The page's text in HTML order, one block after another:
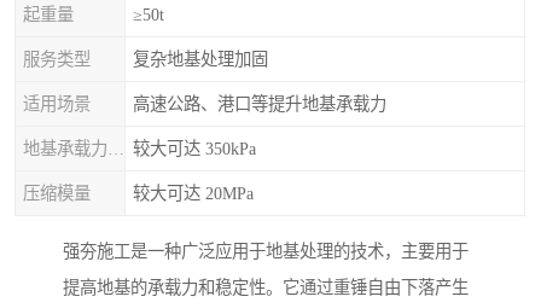
起重量 ≥50t
服务类型 复杂地基处理加固
适用场景 高速公路、港口等提升地基承载力
较大可达 350kPa
压缩模量 较大可达 20MPa
强夯施工是一种广泛应用于地基处理的技术，主要用于
提高地基的承载力和稳定性。它通过重锤自由下落产生